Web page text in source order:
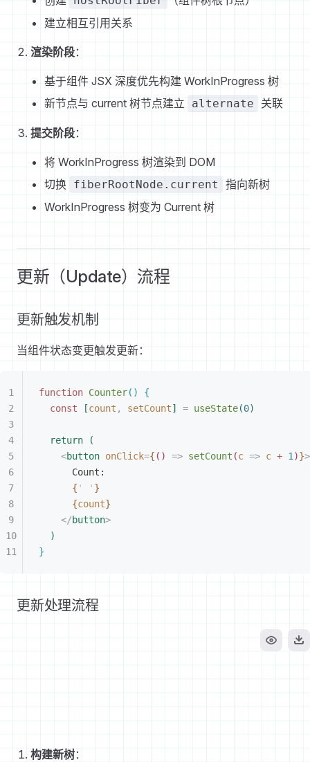
建立相互引用关系
渲染阶段：
基于组件 JSX 深度优先构建 WorkInProgress 树
新节点与 current 树节点建立
alternate 关联
提交阶段：
将 WorkInProgress 树渲染到 DOM
切换 fiberRootNode.current
指向新树
WorkInProgress 树变为 Current 树
更新（Update）流程
更新触发机制
当组件状态变更触发更新：
function Counter( )
{
const
[count , setCount] = useState(0)
return
(
<button onClick={ ( ) => setCount (c => c + 1 )}>
Count:
{ ' ' }
{count}
</button>
)
}
更新处理流程
构建新树：